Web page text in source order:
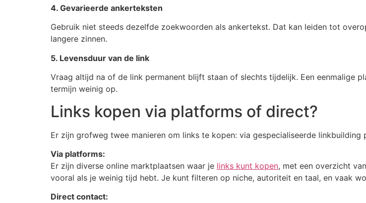
4. Gevarieerde ankerteksten
Gebruik niet steeds dezelfde zoekwoorden als ankertekst. Dat kan leiden tot
langere zinnen.
5. Levensduur van de link
Vraag altijd na of de link permanent blijft staan of slechts tijdelijk. Een eenmalige
termijn weinig op.
Links kopen via platforms of direct?
Er zijn grofweg twee manieren om links te kopen: via gespecialiseerde
Via platforms:
Er zijn diverse online marktplaatsen waar je links kunt kopen, met een overzicht
vooral als je weinig tijd hebt. Je kunt filteren op niche, autoriteit en taal, en vaak
Direct contact: